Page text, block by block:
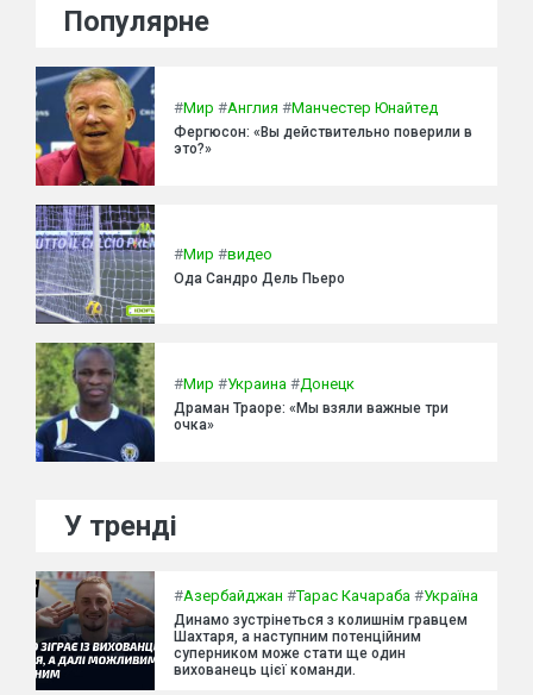
Популярне
#Мир #Англия #Манчестер Юнайтед
Фергюсон: «Вы действительно поверили в
это?»
#Мир #видео
Ода Сандро Дель Пьеро
#Мир #Украина #Донецк
Драман Траоре: «Мы взяли важные три
очка»
У тренді
#Азербайджан #Тарас Качараба #Україна
Динамо зустрінеться з колишнім гравцем
Шахтаря, а наступним потенційним
суперником може стати ще один
вихованець цієї команди.